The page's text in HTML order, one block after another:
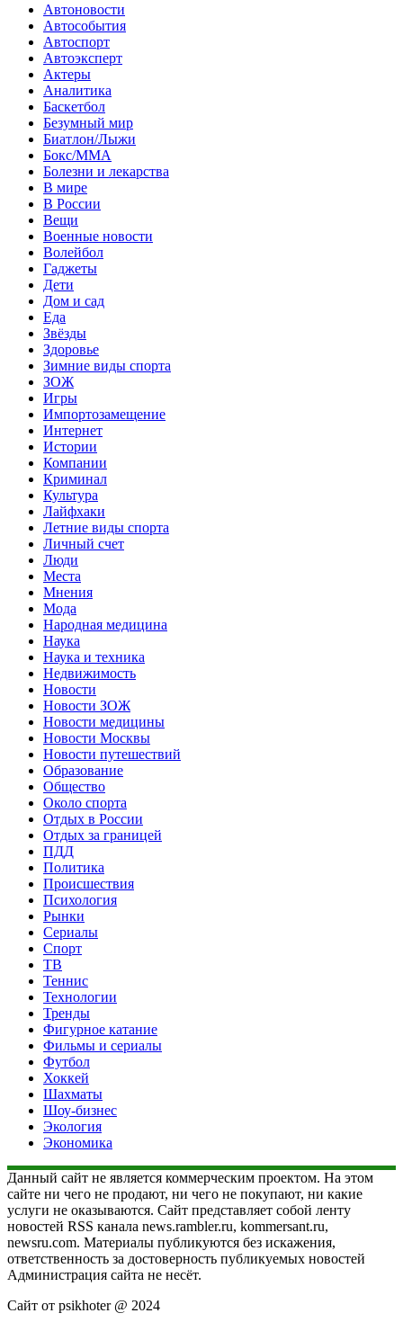
Автоновости
Автособытия
Автоспорт
Автоэксперт
Актеры
Аналитика
Баскетбол
Безумный мир
Биатлон/Лыжи
Бокс/MMA
Болезни и лекарства
В мире
В России
Вещи
Военные новости
Волейбол
Гаджеты
Дети
Дом и сад
Еда
Звёзды
Здоровье
Зимние виды спорта
ЗОЖ
Игры
Импортозамещение
Интернет
Истории
Компании
Криминал
Культура
Лайфхаки
Летние виды спорта
Личный счет
Люди
Места
Мнения
Мода
Народная медицина
Наука
Наука и техника
Недвижимость
Новости
Новости ЗОЖ
Новости медицины
Новости Москвы
Новости путешествий
Образование
Общество
Около спорта
Отдых в России
Отдых за границей
ПДД
Политика
Происшествия
Психология
Рынки
Сериалы
Спорт
ТВ
Теннис
Технологии
Тренды
Фигурное катание
Фильмы и сериалы
Футбол
Хоккей
Шахматы
Шоу-бизнес
Экология
Экономика
Данный сайт не является коммерческим проектом. На этом
сайте ни чего не продают, ни чего не покупают, ни какие
услуги не оказываются. Сайт представляет собой ленту
новостей RSS канала news.rambler.ru, kommersant.ru,
newsru.com. Материалы публикуются без искажения,
ответственность за достоверность публикуемых новостей
Администрация сайта не несёт.
Сайт от psikhoter @ 2024